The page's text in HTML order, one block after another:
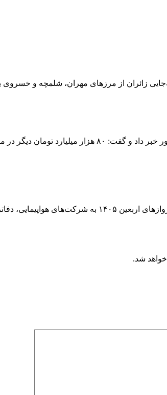
زائران از مرزهای مهران، شلمچه و
معاون وزارت کار از ابلاغ ۵۲ هزار میلیارد تومان تسهیلات
سازمان هواپیمایی کشوری با ابلاغ دو بخشنامه، الزامات
شد.